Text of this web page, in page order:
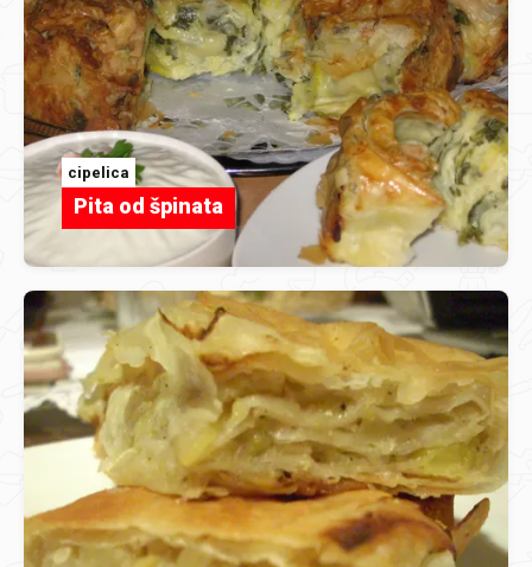
cipelica
Pita od špinata